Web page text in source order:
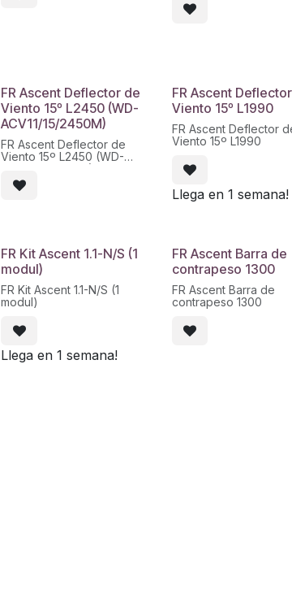
FR Ascent Deflector de
Viento 15º L2450 (WD-
ACV11/15/2450M)
FR Ascent Deflector de
Viento 15º L2450 (WD-
ACV11/15/2450M)
FR Ascent
Viento 15º L1990
FR Ascent Deflector
Viento 15º L1990
Llega en 1 semana!
FR Kit Ascent 1.1-N/S (1
modul)
FR Kit Ascent 1.1-N/S (1
modul)
Llega en 1 semana!
FR Ascent Barra de
contrapeso 1300
FR Ascent Barra de
contrapeso 1300